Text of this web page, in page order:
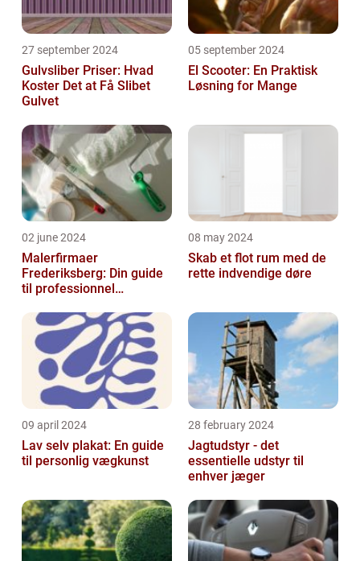
27 september 2024
Gulvsliber Priser: Hvad
Koster Det at Få Slibet
Gulvet
05 september 2024
El Scooter: En Praktisk
Løsning for Mange
02 june 2024
Malerfirmaer
Frederiksberg: Din guide
til professionnel
08 may 2024
Skab et flot rum med de
rette indvendige døre
09 april 2024
Lav selv plakat: En guide
til personlig vægkunst
28 february 2024
Jagtudstyr - det
essentielle udstyr til
enhver jæger